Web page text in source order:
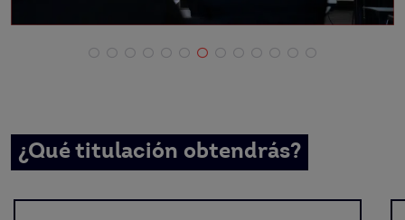
¿Qué titulación obtendrás?